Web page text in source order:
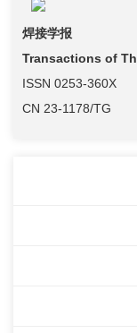
焊接学报
Transactions of
ISSN 0253-360X
CN 23-1178/TG